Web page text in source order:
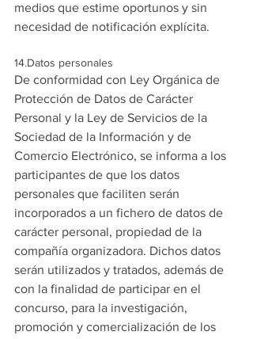
medios que estime oportunos y sin
necesidad de notificación explícita.
14.Datos personales
De conformidad con Ley Orgánica de
Protección de Datos de Carácter
Personal y la Ley de Servicios de la
Sociedad de la Información y de
Comercio Electrónico, se informa a los
participantes de que los datos
personales que faciliten serán
incorporados a un fichero de datos de
carácter personal, propiedad de la
compañía organizadora. Dichos datos
serán utilizados y tratados, además de
con la finalidad de participar en el
concurso, para la investigación,
promoción y comercialización de los